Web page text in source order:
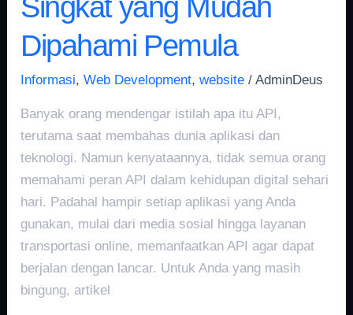
Singkat yang Mudah
Dipahami Pemula
Informasi,Web Development,website /AdminDeus
Banyak orang mendengar istilah apa itu API,
terutama saat membahas dunia aplikasi dan
teknologi. Namun kenyataannya, tidak semua orang
memahami peran API dalam kehidupan digital sehari
hari. Padahal hampir setiap aplikasi yang Anda
gunakan, mulai dari media sosial hingga layanan
transportasi online, memanfaatkan API agar dapat
berjalan dengan lancar. Untuk Anda yang masih
bingung, artikel